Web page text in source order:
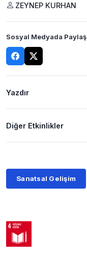
ZEYNEP KURHAN
Sosyal Medyada Paylaş
Yazdır
Diğer Etkinlikler
Sanatsal Gelişim